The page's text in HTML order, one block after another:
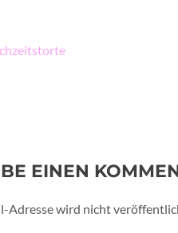
EINEN
Adresse wird nicht